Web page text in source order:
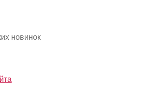
новинок